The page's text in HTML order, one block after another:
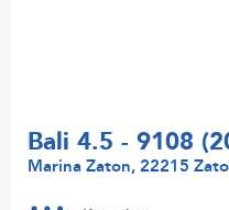
Bali 4.5 - 9108
Marina Zaton, 22215